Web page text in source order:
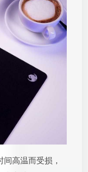
高温而受损，